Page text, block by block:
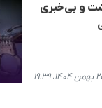
و بی‌خبری
۱۹:۳۹